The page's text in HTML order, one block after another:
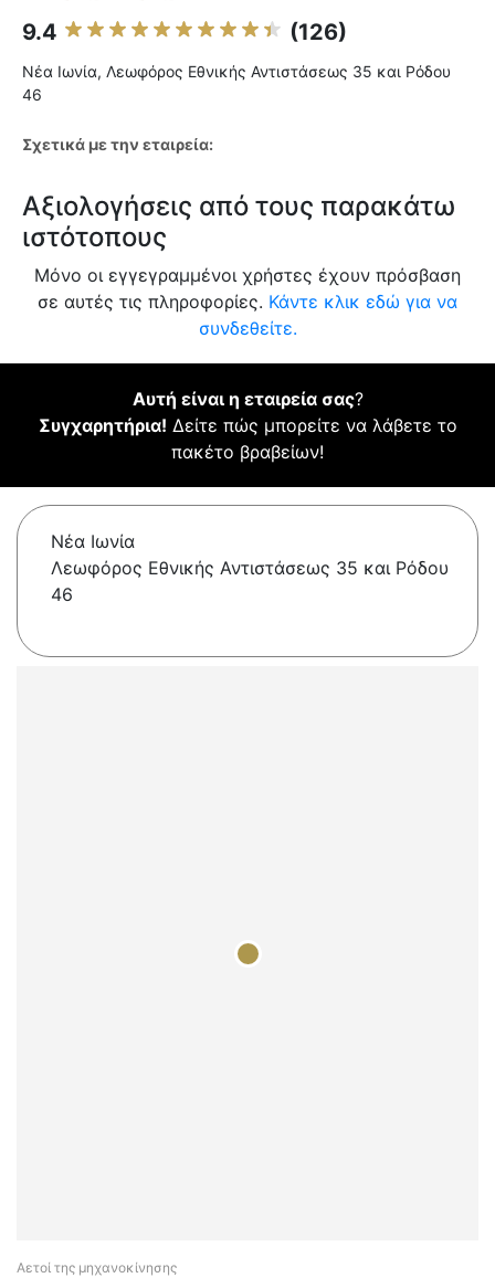
9.4 (126)
Νέα Ιωνία, Λεωφόρος Εθνικής Αντιστάσεως 35 και Ρόδου
46
Σχετικά με την εταιρεία:
Αξιολογήσεις από τους παρακάτω
ιστότοπους
Μόνο οι εγγεγραμμένοι χρήστες έχουν πρόσβαση
σε αυτές τις πληροφορίες. Κάντε κλικ εδώ για να
συνδεθείτε.
Αυτή είναι η εταιρεία σας?
Συγχαρητήρια! Δείτε πώς μπορείτε να λάβετε το
πακέτο βραβείων!
Νέα Ιωνία
Λεωφόρος Εθνικής Αντιστάσεως 35 και Ρόδου
46
Αετοί της μηχανοκίνησης